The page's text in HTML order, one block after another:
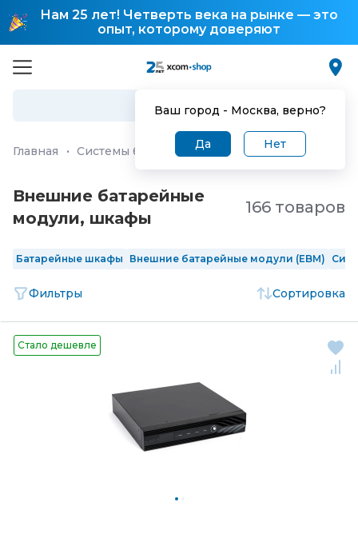
Нам 25 лет! Четверть века на рынке — это
опыт, которому доверяют
Ваш город - Москва, верно?
Да Нет
Главная · Системы бесперебойного питания
Внешние батарейные
модули, шкафы
166 товаров
Батарейные шкафы Внешние батарейные модули (EBM)
Фильтры Сортировка
Стало дешевле